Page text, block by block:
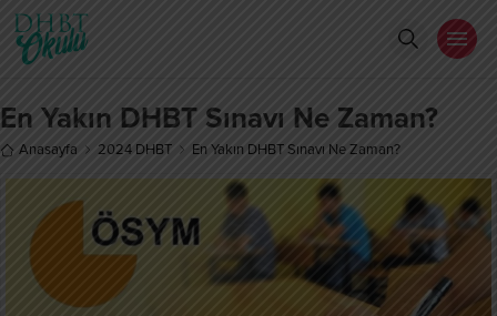
En Yakın DHBT Sınavı Ne Zaman?
Anasayfa 2024 DHBT En Yakın DHBT Sınavı Ne Zaman?